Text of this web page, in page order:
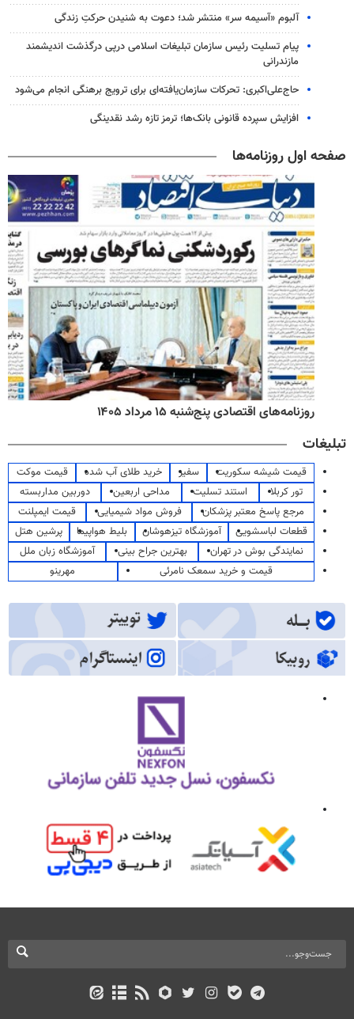
آلبوم «آسیمه سر» منتشر شد؛ دعوت به شنیدن حرکتِ زندگی
پیام تسلیت رئیس سازمان تبلیغات اسلامی درپی درگذشت اندیشمند
مازندرانی
حاج‌علی‌اکبری: تحرکات سازمان‌یافته‌ای برای ترویج برهنگی انجام می‌شود
افزایش سپرده قانونی بانک‌ها؛ ترمز تازه رشد نقدینگی
صفحه اول روزنامه‌ها
روزنامه‌های اقتصادی پنج‌شنبه ۱۵ مرداد ۱۴۰۵
تبلیغات
قیمت شیشه سکوریت سفیر خرید طلای آب شده
قیمت موکت
تور کربلا
استند تسلیت مداحی اربعین
دوربین مداربسته
مرجع پاسخ معتبر پزشکان
فروش مواد شیمیایی
قیمت ایمپلنت
قطعات لباسشویی
آموزشگاه تیزهوشان بلیط هواپیما
پرشین هتل
نمایندگی بوش در تهران
بهترین جراح بینی
آموزشگاه زبان ملل
قیمت و خرید سمعک نامرئی
مهرینو